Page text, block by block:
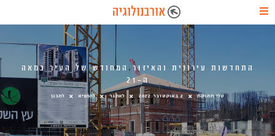
התחדשות עירונית והאִיזּוּר המחודש של העיר במאה
ה-21
טלי חתוקה 2 באוקטובר 2022 לאתגר להמציא לתכנן